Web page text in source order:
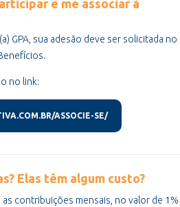
e me associar à
GPA, sua adesão deve ser solicitada no
no link:
ASSOCIE-SE/
Elas têm algum custo?
contribuições mensais, no valor de 1%